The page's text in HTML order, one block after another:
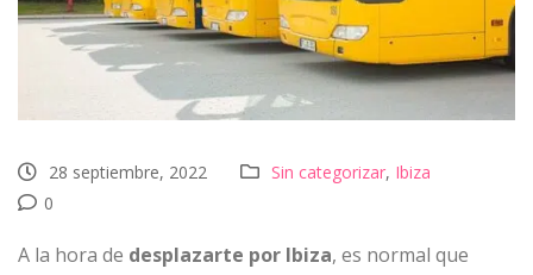
28 septiembre, 2022 Sin categorizar, Ibiza
0
A la hora de desplazarte por Ibiza, es normal que